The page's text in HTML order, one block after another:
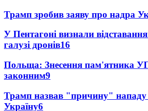
Трамп зробив заяву про надра
У Пентагоні визнали
галузі дронів16
Польща: Знесення пам'ятника
законним9
Трамп назвав "причину" нападу
Україну6